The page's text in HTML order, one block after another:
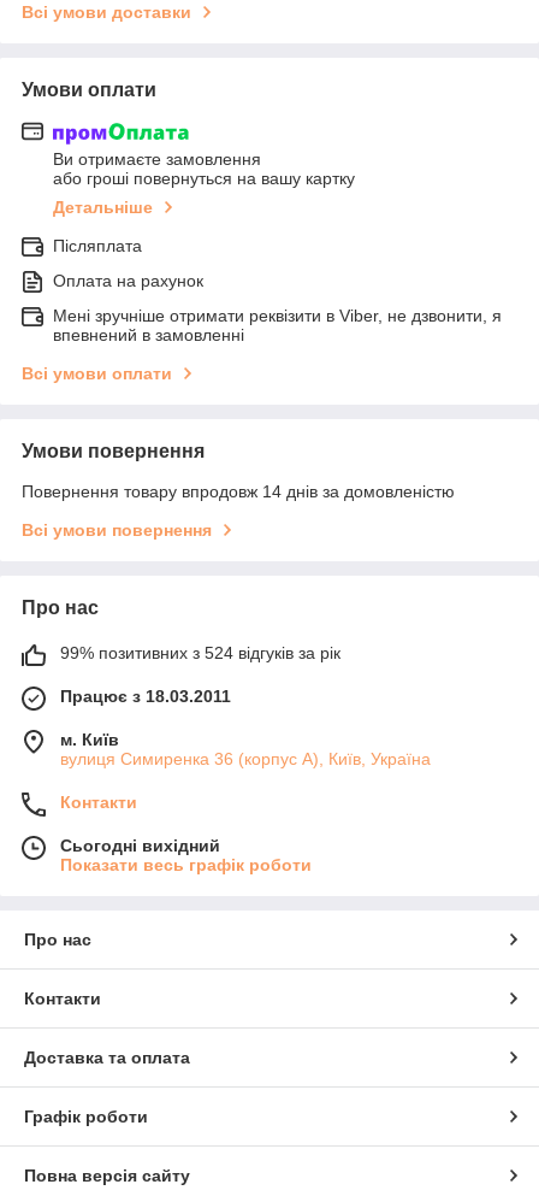
Всі умови доставки
Умови оплати
Ви отримаєте замовлення
або гроші повернуться на вашу картку
Детальніше
Післяплата
Оплата на рахунок
Мені зручніше отримати реквізити в Viber, не дзвонити, я
впевнений в замовленні
Всі умови оплати
Умови повернення
Повернення товару впродовж 14 днів за домовленістю
Всі умови повернення
Про нас
99% позитивних з 524 відгуків за рік
Працює з 18.03.2011
м. Київ
вулиця Симиренка 36 (корпус А), Київ, Україна
Контакти
Сьогодні вихідний
Показати весь графік роботи
Про нас
Контакти
Доставка та оплата
Графік роботи
Повна версія сайту